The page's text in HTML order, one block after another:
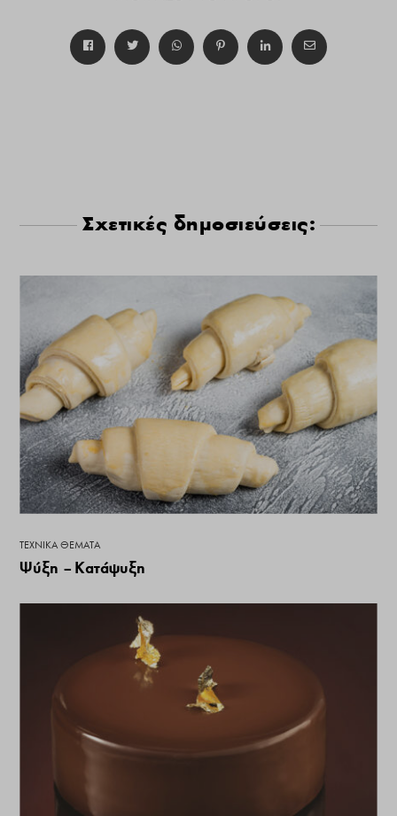
Σχετικές δημοσιεύσεις:
ΤΕΧΝΙΚΆ ΘΈΜΑΤΑ
Ψύξη – Κατάψυξη